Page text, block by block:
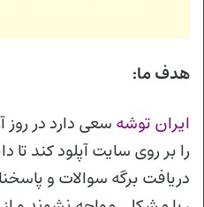
هدف ما:
ایران توشه سعی دارد در روز
را بر روی سایت آپلود کند تا
دریافت برگه سوالات و